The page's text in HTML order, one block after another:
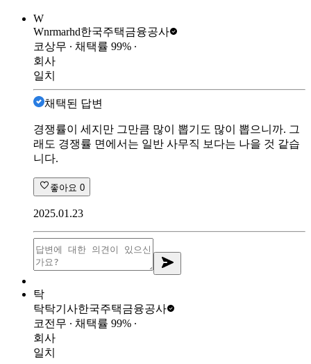
W
Wnrmarhd한국주택금융공사
코상무 ∙ 채택률 99% ∙
회사
일치
채택된 답변
경쟁률이 세지만 그만큼 많이 뽑기도 많이 뽑으니까. 그
래도 경쟁률 면에서는 일반 사무직 보다는 나을 것 같습
니다.
좋아요 0
2025.01.23
탁
탁탁기사한국주택금융공사
코전무 ∙ 채택률 99% ∙
회사
일치